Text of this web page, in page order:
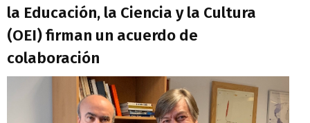
la Educación, la Ciencia y la Cultura
(OEI) firman un acuerdo de
colaboración